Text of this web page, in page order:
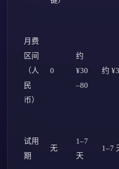
月费
区间
（人
民
币）
0
约
¥30
–80
约
试用
期
无
1–7
天
1–7